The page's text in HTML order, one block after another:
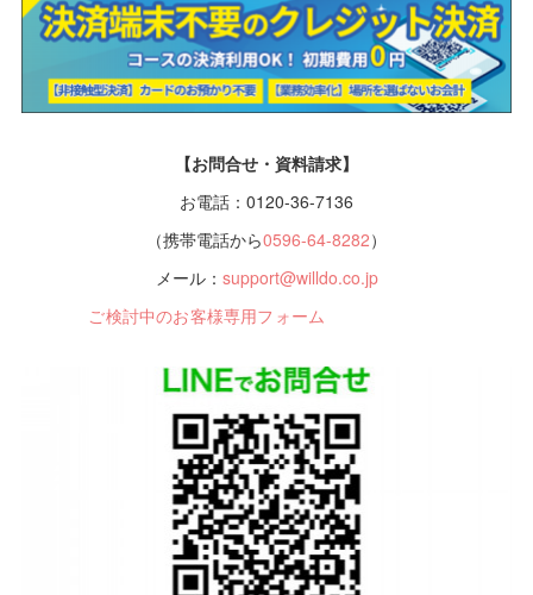
【お問合せ・資料請求】
お電話：0120-36-7136
（携帯電話から0596-64-8282）
メール： support@willdo.co.jp
ご検討中のお客様専用フォーム